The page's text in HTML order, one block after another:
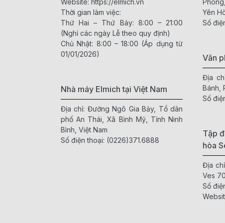
Website: https://elmich.vn
Thời gian làm việc:
Thứ Hai – Thứ Bảy: 8:00 – 21:00
(Nghỉ các ngày Lễ theo quy định)
Chủ Nhật: 8:00 – 18:00 (Áp dụng từ
01/01/2026)
Nhà máy Elmich tại Việt Nam
Địa chỉ: Đường Ngô Gia Bảy, Tổ dân
phố An Thái, Xã Bình Mỹ, Tỉnh Ninh
Bình, Việt Nam
Số điện thoại: (0226)371.6888
Yên
Số
Văn
Địa
Bánh,
Số
Tập
hòa
Địa
Ves
Số